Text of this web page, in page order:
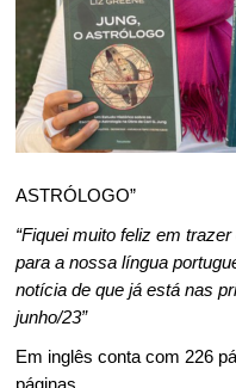
ASTRÓLOGO”
“Fiquei muito feliz em
para a nossa língua
notícia de que já está nas
junho/23”
Em inglês conta com 226
páginas.